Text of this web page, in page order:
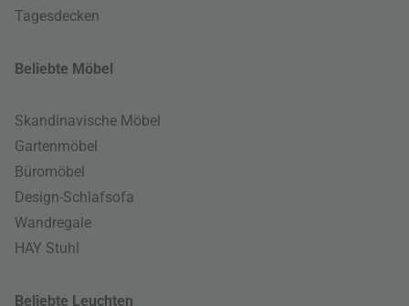
Tagesdecken
Beliebte Möbel
Skandinavische Möbel
Gartenmöbel
Büromöbel
Design-Schlafsofa
Wandregale
HAY Stuhl
Beliebte Leuchten